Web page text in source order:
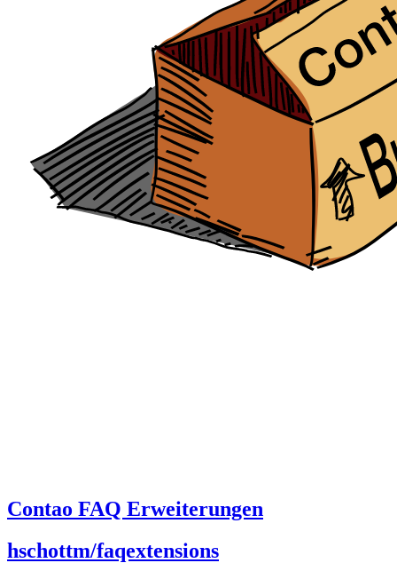
Contao FAQ Erweiterungen
hschottm/faqextensions